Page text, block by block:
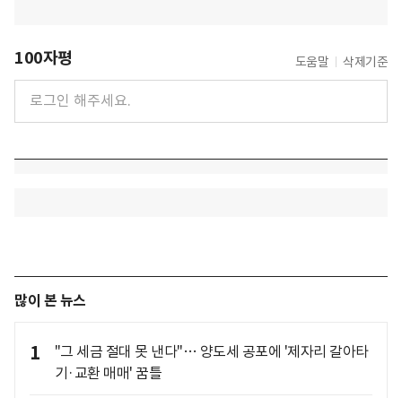
100자평 도움말 삭제기준
많이 본 뉴스
1
"그 세금 절대 못 낸다"… 양도세 공포에 '제자리 갈아타
기·교환 매매' 꿈틀